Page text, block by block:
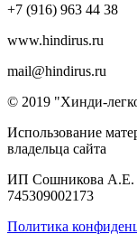
+7 (916) 963 44 38
www.hindirus.ru
mail@hindirus.ru
© 2019 "Хинди-
Использование
владельца сайта
ИП Сошникова
745309002173
Политика